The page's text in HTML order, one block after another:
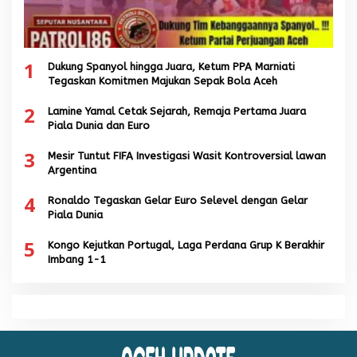
1
Dukung Spanyol hingga Juara, Ketum PPA Marniati
Tegaskan Komitmen Majukan Sepak Bola Aceh
2
Lamine Yamal Cetak Sejarah, Remaja Pertama Juara
Piala Dunia dan Euro
3
Mesir Tuntut FIFA Investigasi Wasit Kontroversial lawan
Argentina
4
Ronaldo Tegaskan Gelar Euro Selevel dengan Gelar
Piala Dunia
5
Kongo Kejutkan Portugal, Laga Perdana Grup K Berakhir
Imbang 1-1